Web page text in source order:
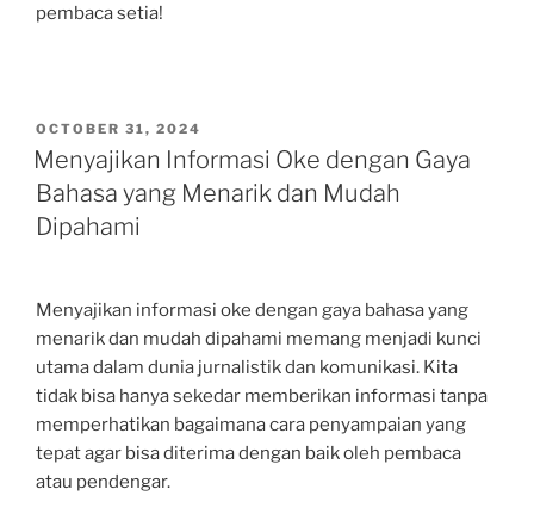
pembaca setia!
POSTED
ON
OCTOBER 31, 2024
Menyajikan Informasi Oke dengan Gaya
Bahasa yang Menarik dan Mudah
Dipahami
Menyajikan informasi oke dengan gaya bahasa yang
menarik dan mudah dipahami memang menjadi kunci
utama dalam dunia jurnalistik dan komunikasi. Kita
tidak bisa hanya sekedar memberikan informasi tanpa
memperhatikan bagaimana cara penyampaian yang
tepat agar bisa diterima dengan baik oleh pembaca
atau pendengar.